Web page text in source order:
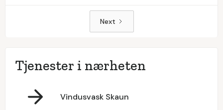
Next
Tjenester i nærheten
Vindusvask Skaun